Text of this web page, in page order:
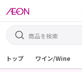
トップ ワイン/Wine